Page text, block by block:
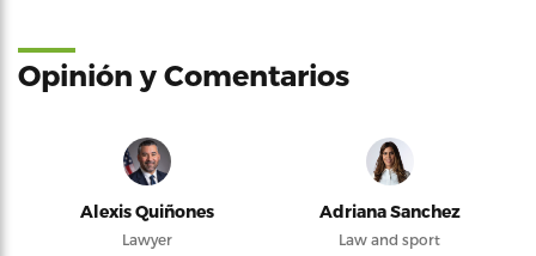
Opinión y Comentarios
Alexis Quiñones
Lawyer
Adriana Sanchez
Law and sport